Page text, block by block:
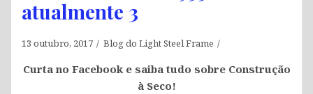
atualmente 3
13 outubro, 2017 Blog do Light Steel Frame
Curta no Facebook e saiba tudo sobre Construção
à Seco!